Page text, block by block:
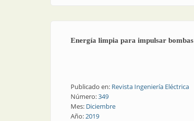
Energía limpia para impulsar bombas
Publicado en: Revista Ingeniería Eléctrica
Número:349
Mes: Diciembre
Año:2019